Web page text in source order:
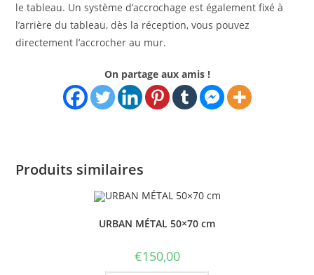
le tableau. Un système d’accrochage est également fixé à
l’arrière du tableau, dès la réception, vous pouvez
directement l’accrocher au mur.
On partage aux amis !
Produits similaires
URBAN MÉTAL 50×70 cm
€150,00